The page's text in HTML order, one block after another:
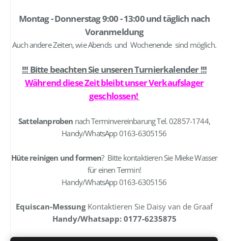
Montag - Donnerstag 9:00 - 13:00 und täglich nach
Voranmeldung
Auch andere Zeiten, wie Abends und Wochenende sind möglich.
!!! Bitte beachten Sie unseren Turnierkalender !!!
Während diese Zeit bleibt unser Verkaufslager
geschlossen!
Sattelanproben nach Terminvereinbarung Tel. 02857-1744,
Handy/WhatsApp 0163-6305156
Hüte reinigen und formen? Bitte kontaktieren Sie Mieke Wasser
für einen Termin!
Handy/WhatsApp 0163-6305156
Equiscan-Messung Kontaktieren Sie Daisy van de Graaf
Handy/Whatsapp: 0177-6235875